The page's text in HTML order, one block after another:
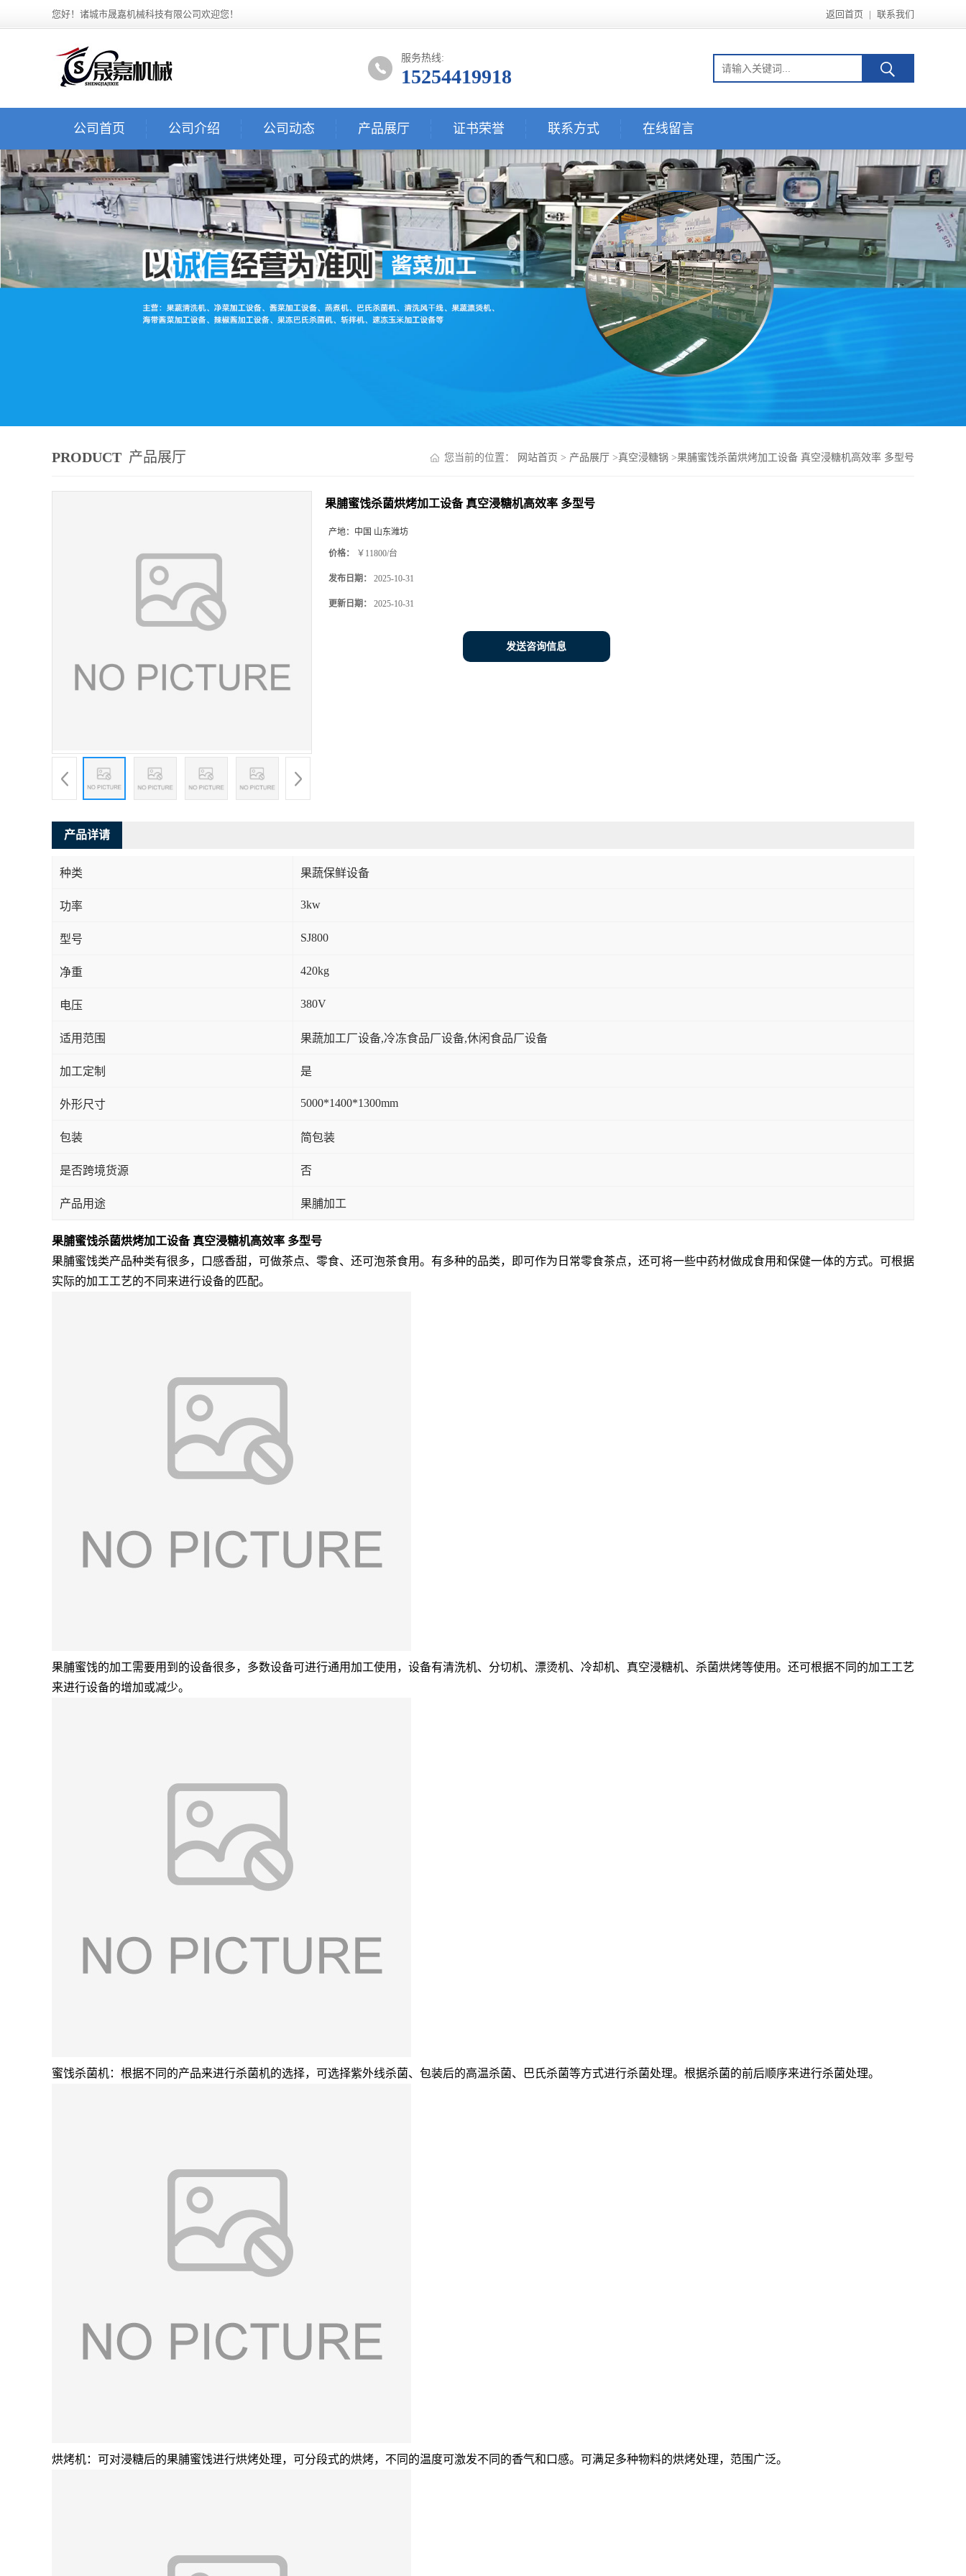
您好！诸城市晟嘉机械科技有限公司欢迎您！ 返回首页 | 联系我们
服务热线:
15254419918
公司首页 公司介绍 公司动态 产品展厅 证书荣誉 联系方式 在线留言
PRODUCT 产品展厅 您当前的位置： 网站首页 > 产品展厅 >真空浸糖锅 >果脯蜜饯杀菌烘烤加工设备 真空浸糖机高效率 多型号
果脯蜜饯杀菌烘烤加工设备 真空浸糖机高效率 多型号
产地： 中国 山东潍坊
价格： ￥11800/台
发布日期： 2025-10-31
更新日期： 2025-10-31
发送咨询信息
产品详请
种类 果蔬保鲜设备
功率 3kw
型号 SJ800
净重 420kg
电压 380V
适用范围 果蔬加工厂设备,冷冻食品厂设备,休闲食品厂设备
加工定制 是
外形尺寸 5000*1400*1300mm
包装 简包装
是否跨境货源 否
产品用途 果脯加工
果脯蜜饯杀菌烘烤加工设备 真空浸糖机高效率 多型号
果脯蜜饯类产品种类有很多，口感香甜，可做茶点、零食、还可泡茶食用。有多种的品类，即可作为日常零食茶点，还可将一些中药材做成食用和保健一体的方式。可根据
实际的加工工艺的不同来进行设备的匹配。
果脯蜜饯的加工需要用到的设备很多，多数设备可进行通用加工使用，设备有清洗机、分切机、漂烫机、冷却机、真空浸糖机、杀菌烘烤等使用。还可根据不同的加工工艺
来进行设备的增加或减少。
蜜饯杀菌机：根据不同的产品来进行杀菌机的选择，可选择紫外线杀菌、包装后的高温杀菌、巴氏杀菌等方式进行杀菌处理。根据杀菌的前后顺序来进行杀菌处理。
烘烤机：可对浸糖后的果脯蜜饯进行烘烤处理，可分段式的烘烤，不同的温度可激发不同的香气和口感。可满足多种物料的烘烤处理，范围广泛。